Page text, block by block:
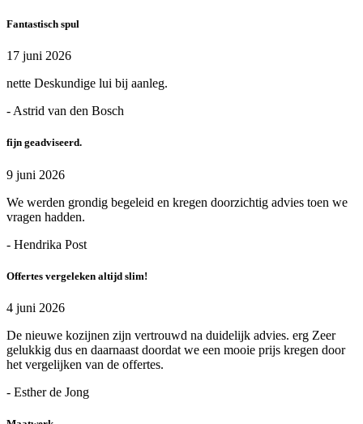
Fantastisch spul
17 juni 2026
nette Deskundige lui bij aanleg.
- Astrid van den Bosch
fijn geadviseerd.
9 juni 2026
We werden grondig begeleid en kregen doorzichtig advies toen we
vragen hadden.
- Hendrika Post
Offertes vergeleken altijd slim!
4 juni 2026
De nieuwe kozijnen zijn vertrouwd na duidelijk advies. erg Zeer
gelukkig dus en daarnaast doordat we een mooie prijs kregen door
het vergelijken van de offertes.
- Esther de Jong